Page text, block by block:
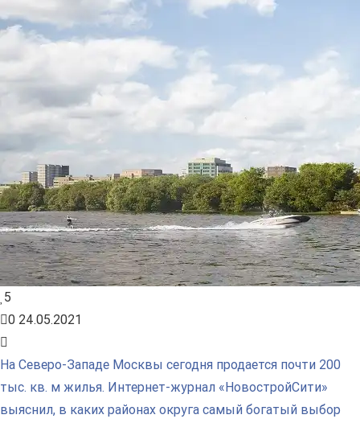
5
0 24.05.2021
На Северо-Западе Москвы сегодня продается почти 200
тыс. кв. м жилья. Интернет-журнал «НовостройСити»
выяснил, в каких районах округа самый богатый выбор